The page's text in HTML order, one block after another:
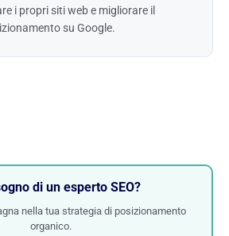
i propri siti web e migliorare il
su Google.
di un esperto SEO?
nella tua strategia di posizionamento
organico.